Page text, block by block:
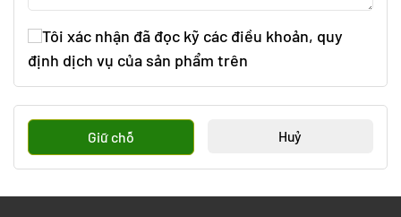
Tôi xác nhận đã đọc kỹ các điều khoản, quy
định dịch vụ của sản phẩm trên
Giữ chỗ Huỷ